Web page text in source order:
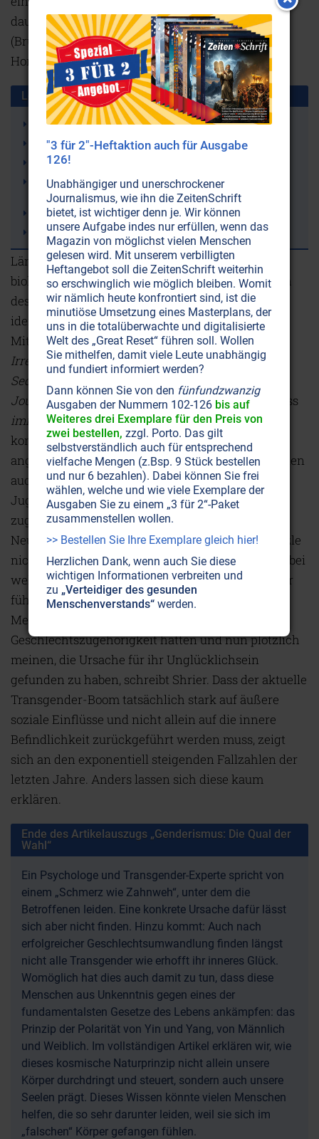
dauerhaften Schäden wie Mastektomie
(Brustentfernung) oder Unfruchtbarkeit durch
Hormonkuren.
Lesen Sie auch diese Artikel:
Mit dem Kulturmarxismus in die neue Weltordnung?
Von der Lust auf Herrschaft zur Herrschaft der Lust
Yin & Yang: Ohne Gegensätze kein Leben
Mann-Frau-Balance: Ideal vollkommener
Ausgeglichenheit
Das Naturgesetz von Yin und Yang
Walter Russel: Das Geheimnis des Lichts
Längst geht es nicht mehr nur darum, sich im
biologisch falschen Geschlecht zu fühlen und sich
deshalb mit dem anderen Geschlecht zu
identifizieren – als Mann oder als Frau. In ihrem
Mitte 2020 in den USA veröffentlichten Buch
Irreversible Damage: The Transgender Craze
Seducing Our Daughters
Journal-Journalistin Abigail Shrier darauf hin, dass
immer mehr Mädchendas Mann-Frau-Schema
komplett ablehnen und als „queer“5 oder „trans“
angesehen werden wollen. Laut Erhebungen wollen
auch in Europa bereits ein Drittel der Trans-
Jugendlichen keinem „binären“ Geschlecht
zugeordnet werden und demnach faktisch als ein
Neutrum gelten. Dieses moderne Phänomen wurzle
nicht in der traditionellenGeschlechtsdysphorie
(bei
welcher man sich von Kind an im falschen Körper
fühlt): Vielmehr seien es unglückliche junge
Menschen, die vorher nie ein Problem mit ihrer
Geschlechtszugehörigkeit hatten und nun plötzlich
meinen, die Ursache für ihr Unglücklichsein
gefunden zu haben, schreibt Shrier. Dass der aktuelle
Transgender-Boom tatsächlich stark auf äußere
soziale Einflüsse und nicht allein auf die innere
Befindlichkeit zurückgeführt werden muss, zeigt
sich an den exponentiell steigenden Fallzahlen der
letzten Jahre. Anders lassen sich diese kaum
erklären.
Ende des Artikelauszugs „Genderismus: Die Qual der
Wahl“
Ein Psychologe und Transgender-Experte spricht von
einem „Schmerz wie Zahnweh“, unter dem die
Betroffenen leiden. Eine konkrete Ursache dafür lässt
sich aber nicht finden. Hinzu kommt: Auch nach
erfolgreicher Geschlechtsumwandlung finden längst
nicht alle Transgender wie erhofft ihr inneres Glück.
Womöglich hat dies auch damit zu tun, dass diese
Menschen aus Unkenntnis gegen eines der
fundamentalsten Gesetze des Lebens ankämpfen: das
Prinzip der Polarität von Yin und Yang, von Männlich
und Weiblich. Im vollständigen Artikel erklären wir, wie
dieses kosmische Naturprinzip nicht allein unsere
Körper durchdringt und steuert, sondern auch unsere
Seelen prägt. Dieses Wissen könnte vielen Menschen
helfen, die so sehr darunter leiden, weil sie sich im
„falschen“ Körper gefangen fühlen.
"3 für 2"-Heftaktion auch für Ausgabe
126!
Unabhängiger und unerschrockener
Journalismus, wie ihn die ZeitenSchrift
bietet, ist wichtiger denn je. Wir können
unsere Aufgabe indes nur erfüllen, wenn das
Magazin von möglichst vielen Menschen
gelesen wird. Mit unserem verbilligten
Heftangebot soll die ZeitenSchrift weiterhin
so erschwinglich wie möglich bleiben. Womit
wir nämlich heute konfrontiert sind, ist die
minutiöse Umsetzung eines Masterplans, der
uns in die totalüberwachte und digitalisierte
Welt des „Great Reset“ führen soll. Wollen
Sie mithelfen, damit viele Leute unabhängig
und fundiert informiert werden?
Dann können Sie von den fünfundzwanzig
Ausgaben der Nummern 102-126 bis auf
Weiteres drei Exemplare für den Preis von
zwei bestellen, zzgl. Porto. Das gilt
selbstverständlich auch für entsprechend
vielfache Mengen (z.Bsp. 9 Stück bestellen
und nur 6 bezahlen). Dabei können Sie frei
wählen, welche und wie viele Exemplare der
Ausgaben Sie zu einem „3 für 2“-Paket
zusammenstellen wollen.
>> Bestellen Sie Ihre Exemplare gleich hier!
Herzlichen Dank, wenn auch Sie diese
wichtigen Informationen verbreiten und
zu „Verteidiger des gesunden
Menschenverstands“ werden.